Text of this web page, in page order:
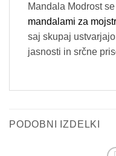
Mandala Modrost
mandalami za
saj skupaj
jasnosti in srčne
PODOBNI IZDELKI